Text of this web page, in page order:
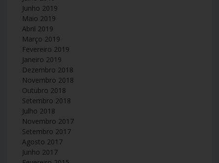
Junho 2019
Maio 2019
Abril 2019
Março 2019
Fevereiro 2019
Janeiro 2019
Dezembro 2018
Novembro 2018
Outubro 2018
Setembro 2018
Julho 2018
Novembro 2017
Setembro 2017
Agosto 2017
Junho 2017